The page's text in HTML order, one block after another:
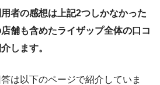
者の感想は上記2つしかなかった
舗も含めたライザップ全体の口コ
します。
は以下のページで紹介していま